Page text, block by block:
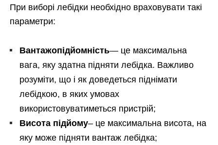
При виборі лебідки необхідно враховувати такі
параметри:
Вантажопідйомність— це максимальна
вага, яку здатна підняти лебідка. Важливо
розуміти, що і як доведеться піднімати
лебідкою, в яких умовах
використовуватиметься пристрій;
Висота підйому– це максимальна висота, на
яку може підняти вантаж лебідка;